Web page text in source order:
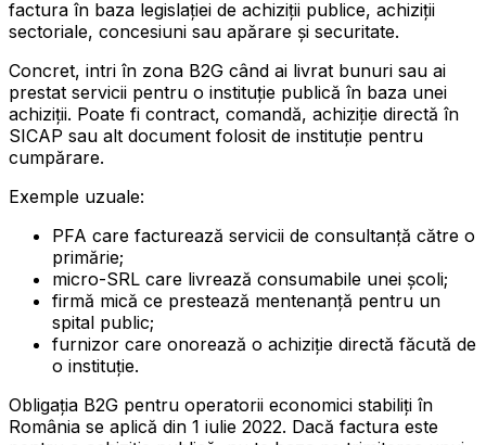
factura în baza legislației de achiziții publice, achiziții
sectoriale, concesiuni sau apărare și securitate.
Concret, intri în zona B2G când ai livrat bunuri sau ai
prestat servicii pentru o instituție publică în baza unei
achiziții. Poate fi contract, comandă, achiziție directă în
SICAP sau alt document folosit de instituție pentru
cumpărare.
Exemple uzuale:
PFA care facturează servicii de consultanță către o
primărie;
micro-SRL care livrează consumabile unei școli;
firmă mică ce prestează mentenanță pentru un
spital public;
furnizor care onorează o achiziție directă făcută de
o instituție.
Obligația B2G pentru operatorii economici stabiliți în
România se aplică din 1 iulie 2022. Dacă factura este